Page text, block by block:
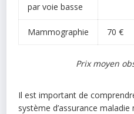
par voie basse
Mammographie 70 €
Prix moyen
Il est important de
système d’assurance maladie